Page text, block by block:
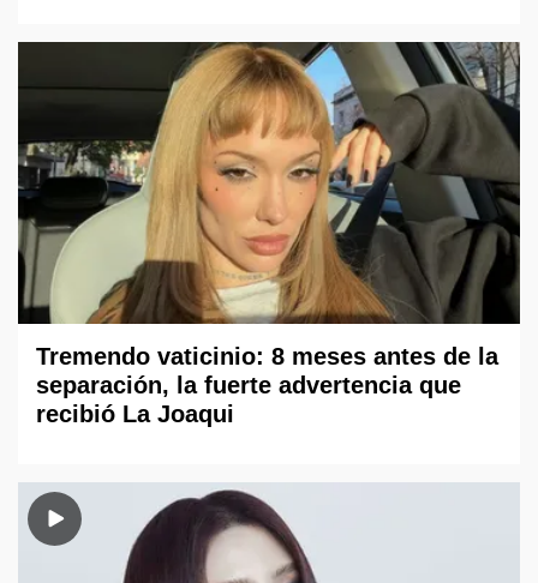
Tremendo vaticinio: 8 meses antes de la
separación, la fuerte advertencia que
recibió La Joaqui